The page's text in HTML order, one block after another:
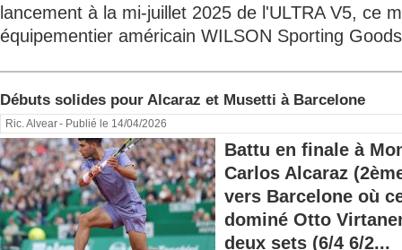
lancement à la mi-juillet 2025 de l'ULTRA V5, ce
équipementier américain WILSON Sporting
Débuts solides pour Alcaraz et Musetti à Barcelone
Ric. Alvear- Publié le 14/04/2026
Battu en finale à
Carlos Alcaraz
vers Barcelone où
dominé Otto
deux sets (6/4 6/2...